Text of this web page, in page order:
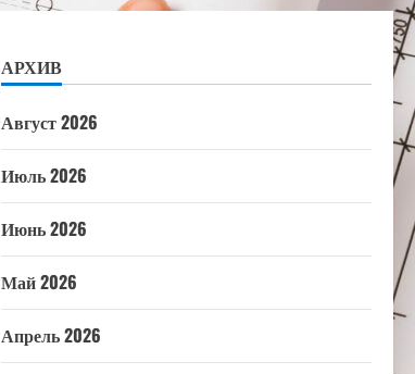
АРХИВ
Август 2026
Июль 2026
Июнь 2026
Май 2026
Апрель 2026